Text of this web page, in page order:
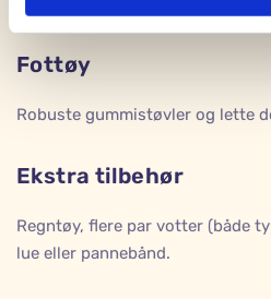
Fottøy
Robuste gummistøvler og lette
Ekstra tilbehør
Regntøy, flere par votter (både
lue eller pannebånd.